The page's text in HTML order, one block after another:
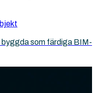
byggda som färdiga BIM-